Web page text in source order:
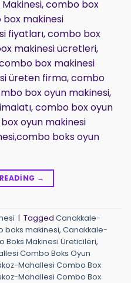
combo box
box makinesi
fiyatları, combo box
makinesi ücretleri,
box makinesi
üreten firma, combo
box oyun makinesi,
combo box oyun
oyun makinesi
boks oyun
→
| Tagged Canakkale-
boks makinesi, Canakkale-
Makinesi Üreticileri,
Combo Boks Oyun
Mahallesi Combo Box
Mahallesi Combo Box